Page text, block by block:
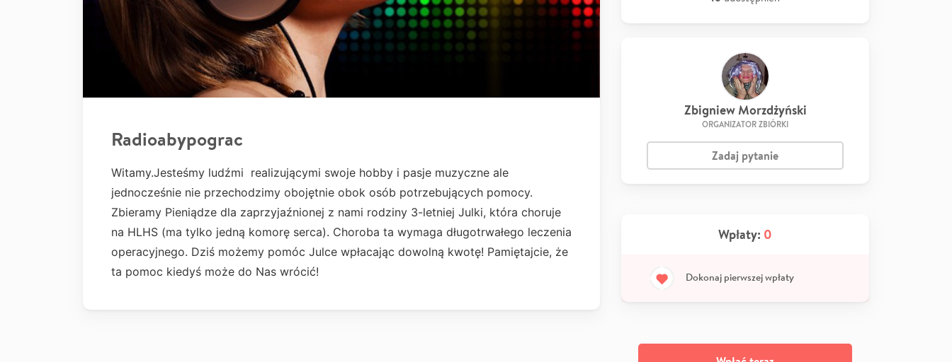
Radioabypograc
Witamy.Jesteśmy ludźmi realizującymi swoje hobby i pasje muzyczne ale
jednocześnie nie przechodzimy obojętnie obok osób potrzebujących pomocy.
Zbieramy Pieniądze dla zaprzyjaźnionej z nami rodziny 3-letniej Julki, która choruje
na HLHS (ma tylko jedną komorę serca). Choroba ta wymaga długotrwałego leczenia
operacyjnego. Dziś możemy pomóc Julce wpłacając dowolną kwotę! Pamiętajcie, że
ta pomoc kiedyś może do Nas wrócić!
Zbigniew Morzdżyński
ORGANIZATOR ZBIÓRKI
Zadaj pytanie
Wpłaty: 0
Dokonaj pierwszej wpłaty